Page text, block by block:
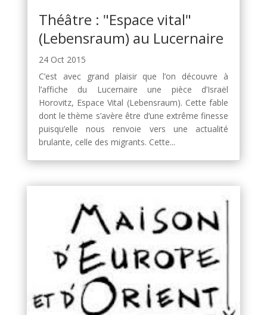
Théâtre : "Espace vital"
(Lebensraum) au Lucernaire
24 Oct 2015
C’est avec grand plaisir que l’on découvre à
l’affiche du Lucernaire une pièce d’Israël
Horovitz, Espace Vital (Lebensraum). Cette fable
dont le thème s’avère être d’une extrême finesse
puisqu’elle nous renvoie vers une actualité
brulante, celle des migrants. Cette...